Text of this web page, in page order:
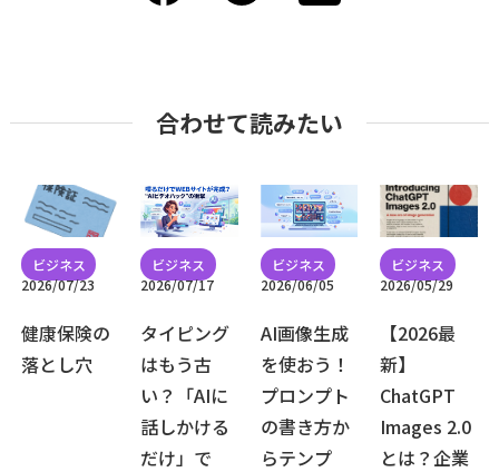
合わせて読みたい
2026/07/23
健康保険の
落とし穴
2026/07/17
タイピング
はもう古
い？「AIに
話しかける
だけ」で
2026/06/05
AI画像生成
を使おう！
プロンプト
の書き方か
らテンプ
2026/05/29
【2026最
新】
ChatGPT
Images 2.0
とは？企業